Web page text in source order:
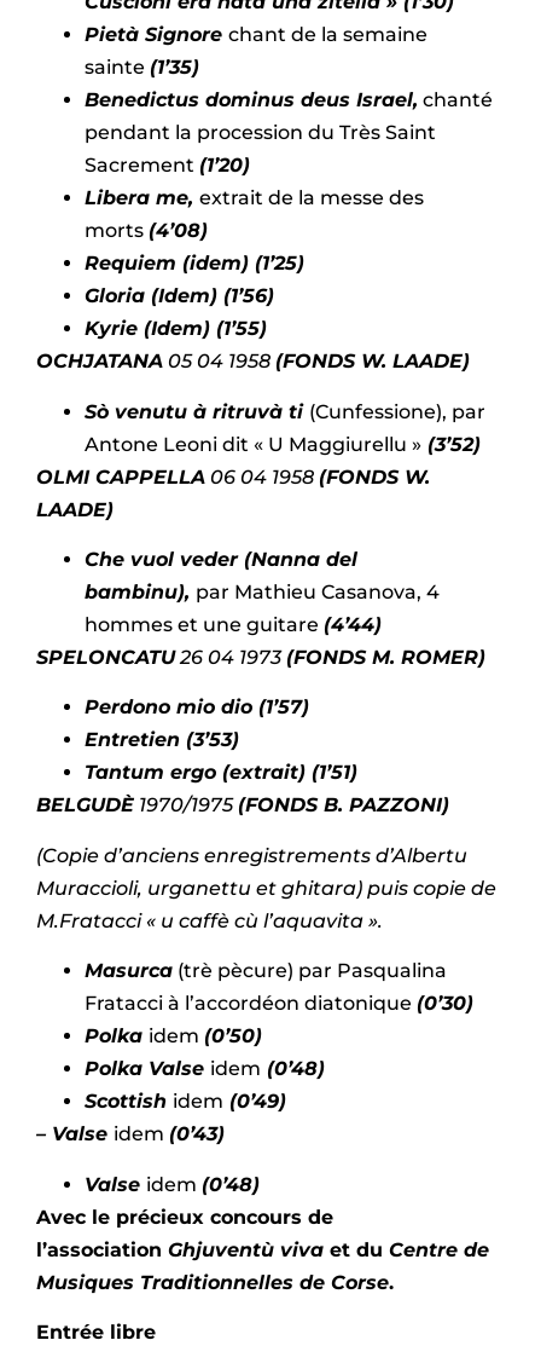
Pietà Signore chant de la semaine
sainte (1’35)
Benedictus dominus deus Israel, chanté
pendant la procession du Très Saint
Sacrement (1’20)
Libera me, extrait de la messe des
morts (4’08)
Requiem (idem) (1’25)
Gloria (Idem) (1’56)
Kyrie (Idem) (1’55)
OCHJATANA 05 04 1958 (FONDS W. LAADE)
Sò venutu à ritruvà ti (Cunfessione), par
Antone Leoni dit « U Maggiurellu » (3’52)
OLMI CAPPELLA 06 04 1958 (FONDS W.
LAADE)
Che vuol veder (Nanna del
bambinu), par Mathieu Casanova, 4
hommes et une guitare (4’44)
SPELONCATU26 04 1973 (FONDS M. ROMER)
Perdono mio dio (1’57)
Entretien (3’53)
Tantum ergo (extrait) (1’51)
BELGUDÈ 1970/1975 (FONDS B. PAZZONI)
(Copie d’anciens enregistrements d’Albertu
Muraccioli, urganettu et ghitara) puis copie de
M.Fratacci « u caffè cù l’aquavita ».
Masurca (trè pècure) par Pasqualina
Fratacci à l’accordéon diatonique (0’30)
Polka idem (0’50)
Polka Valse idem (0’48)
Scottish idem (0’49)
– Valse idem (0’43)
Valse idem (0’48)
Avec le précieux concours de
l’association Ghjuventù viva et du Centre de
Musiques Traditionnelles de Corse.
Entrée libre